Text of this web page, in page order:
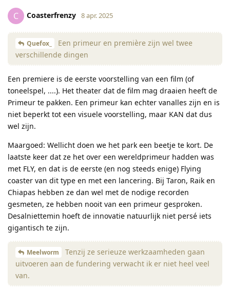
C Coasterfrenzy 8 apr. 2025
Quefox_
Een primeur en première zijn wel twee
verschillende dingen
Een premiere is de eerste voorstelling van een film (of
toneelspel, ....). Het theater dat de film mag draaien heeft de
Primeur te pakken. Een primeur kan echter vanalles zijn en is
niet beperkt tot een visuele voorstelling, maar KAN dat dus
wel zijn.
Maargoed: Wellicht doen we het park een beetje te kort. De
laatste keer dat ze het over een wereldprimeur hadden was
met FLY, en dat is de eerste (en nog steeds enige) Flying
coaster van dit type en met een lancering. Bij Taron, Raik en
Chiapas hebben ze dan wel met de nodige recorden
gesmeten, ze hebben nooit van een primeur gesproken.
Desalniettemin hoeft de innovatie natuurlijk niet persé iets
gigantisch te zijn.
Meelworm
Tenzij ze serieuze werkzaamheden gaan
uitvoeren aan de fundering verwacht ik er niet heel veel
van.